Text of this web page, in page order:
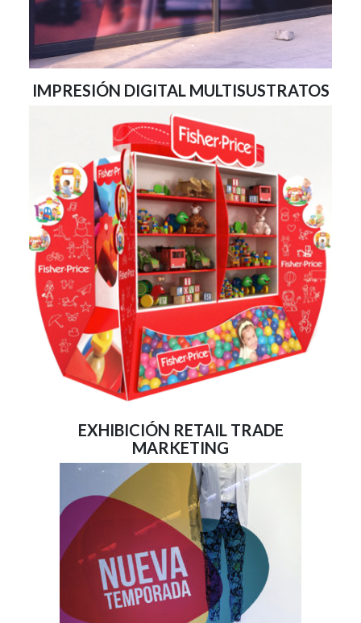
IMPRESIÓN DIGITAL MULTISUSTRATOS
EXHIBICIÓN RETAIL TRADE
MARKETING